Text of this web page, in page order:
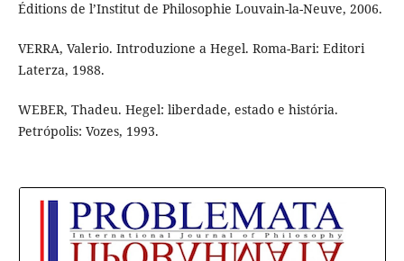
Éditions de l’Institut de Philosophie Louvain-la-Neuve, 2006.
VERRA, Valerio. Introduzione a Hegel. Roma-Bari: Editori
Laterza, 1988.
WEBER, Thadeu. Hegel: liberdade, estado e história.
Petrópolis: Vozes, 1993.